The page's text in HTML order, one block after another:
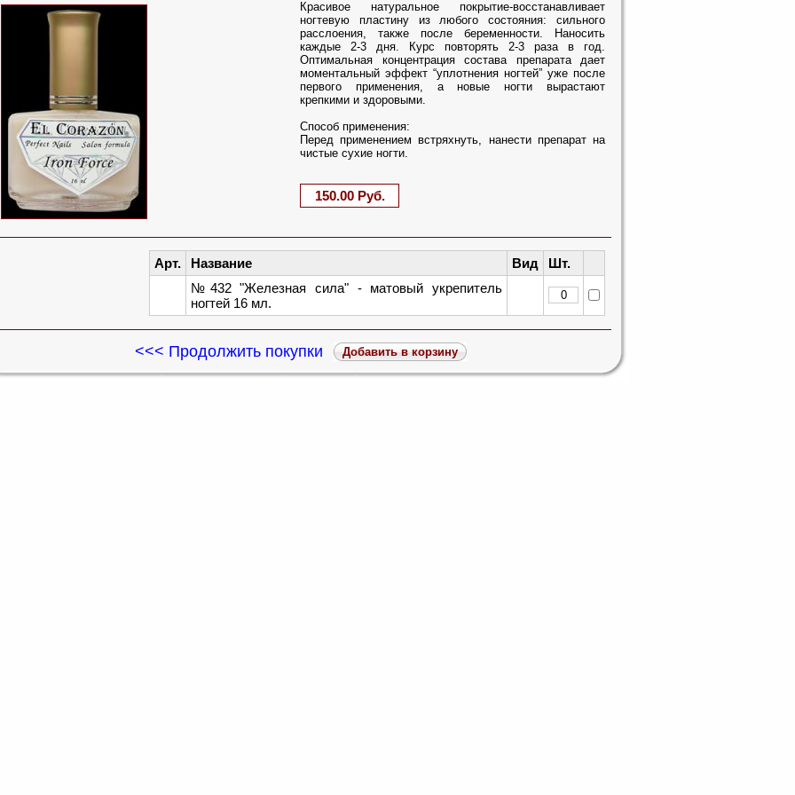
Красивое натуральное покрытие-восстанавливает
ногтевую пластину из любого состояния: сильного
расслоения, также после беременности. Наносить
каждые 2-3 дня. Курс повторять 2-3 раза в год.
Оптимальная концентрация состава препарата дает
моментальный эффект “уплотнения ногтей” уже после
первого применения, а новые ногти вырастают
крепкими и здоровыми.
Способ применения:
Перед применением встряхнуть, нанести препарат на
чистые сухие ногти.
150.00 Руб.
Арт. Название Вид
Шт.
№432 "Железная сила" - матовый укрепитель
ногтей 16 мл.
<<< Продолжить покупки